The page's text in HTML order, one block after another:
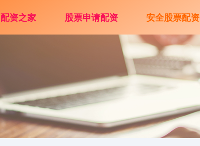
配资之家 股票申请配资 安全股票配资